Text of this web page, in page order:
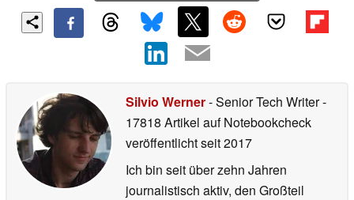
Silvio Werner- Senior Tech Writer-
17818 Artikel auf Notebookcheck
veröffentlichtseit 2017
Ich bin seit über zehn Jahren
journalistisch aktiv, den Großteil